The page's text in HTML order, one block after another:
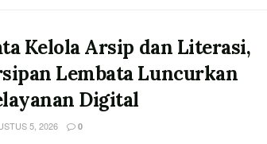
Kelola Arsip dan Literasi,
Lembata Luncurkan
Digital
5, 2026 0